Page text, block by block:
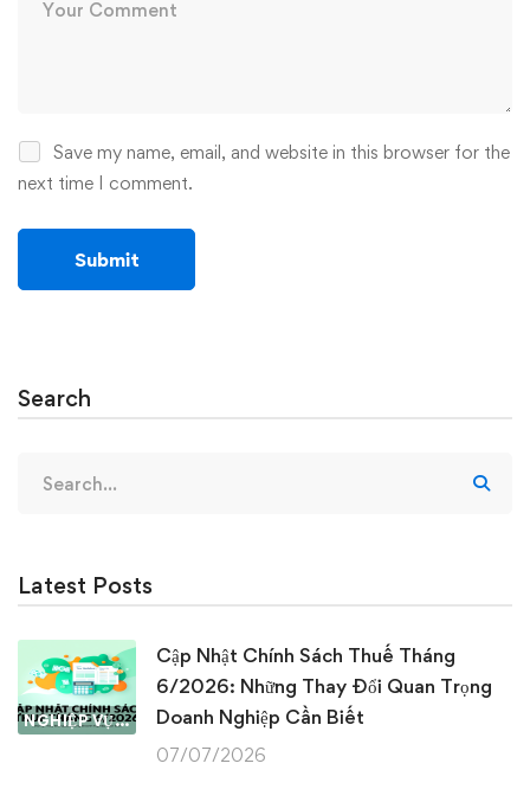
Save my name, email, and website in this browser for the
next time I comment.
Search
for:
Latest Posts
NGHIỆP VỤ KẾ TOÁN & THUẾ
Cập Nhật Chính Sách Thuế Tháng
6/2026: Những Thay Đổi Quan Trọng
Doanh Nghiệp Cần Biết
07/07/2026